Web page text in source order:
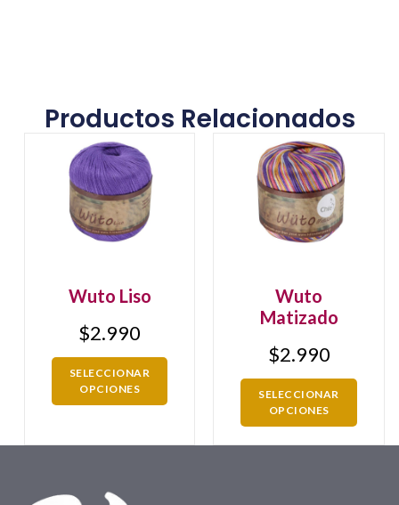
Productos Relacionados
Wuto Liso
$2.990
SELECCIONAR
OPCIONES
Wuto
Matizado
$2.990
SELECCIONAR
OPCIONES